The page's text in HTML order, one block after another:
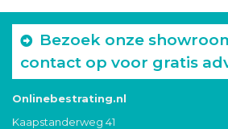
Bezoek onze
contact op voor gratis
Onlinebestrating.nl
Kaapstanderweg 41